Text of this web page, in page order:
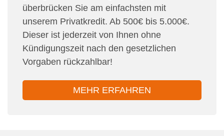
überbrücken Sie am einfachsten mit
unserem Privatkredit. Ab 500€ bis 5.000€.
Dieser ist jederzeit von Ihnen ohne
Kündigungszeit nach den gesetzlichen
Vorgaben rückzahlbar!
MEHR ERFAHREN